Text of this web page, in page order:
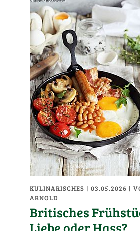
KULINARISCHES | 03.05.2026 |
ARNOLD
Britisches